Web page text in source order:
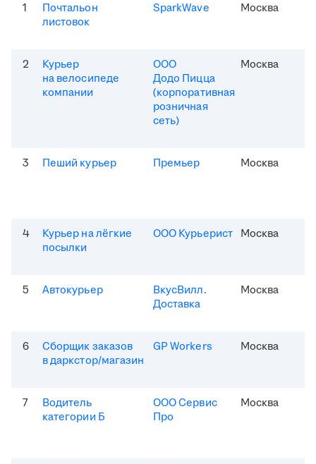
1
Почтальон
листовок
SparkWave Москва
2
Курьер
на велосипеде
компании
ООО
Додо Пицца
(корпоративная
розничная
сеть)
Москва
3 Пеший курьер Премьер Москва
4
Курьер на лёгкие
посылки
ООО Курьерист Москва
5 Автокурьер
ВкусВилл.
Доставка
Москва
6
Сборщик заказов
в даркстор/магазин
GP Workers Москва
7
Водитель
категории Б
ООО Сервис
Про
Москва